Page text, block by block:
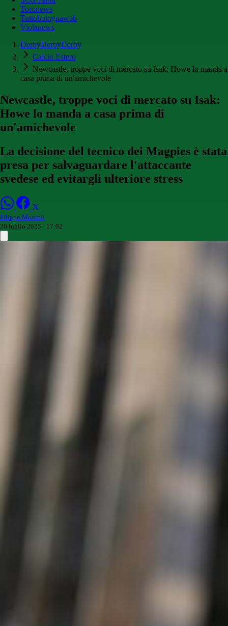
Toronews
Tuttobolognaweb
Violanews
DerbyDerbyDerby
Calcio Estero
Newcastle, troppe voci di mercato su Isak: Howe lo manda a
casa prima di un'amichevole
Newcastle, troppe voci di mercato su Isak:
Howe lo manda a casa prima di
un'amichevole
La decisione del tecnico dei Magpies è stata
presa per salvaguardare l'attaccante
svedese ed evitargli ulteriore stress
Filippo Montoli
20 luglio 2025 - 17:02